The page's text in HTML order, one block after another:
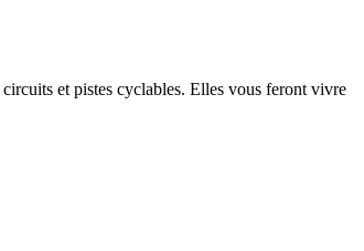
et pistes cyclables. Elles vous feront vivre